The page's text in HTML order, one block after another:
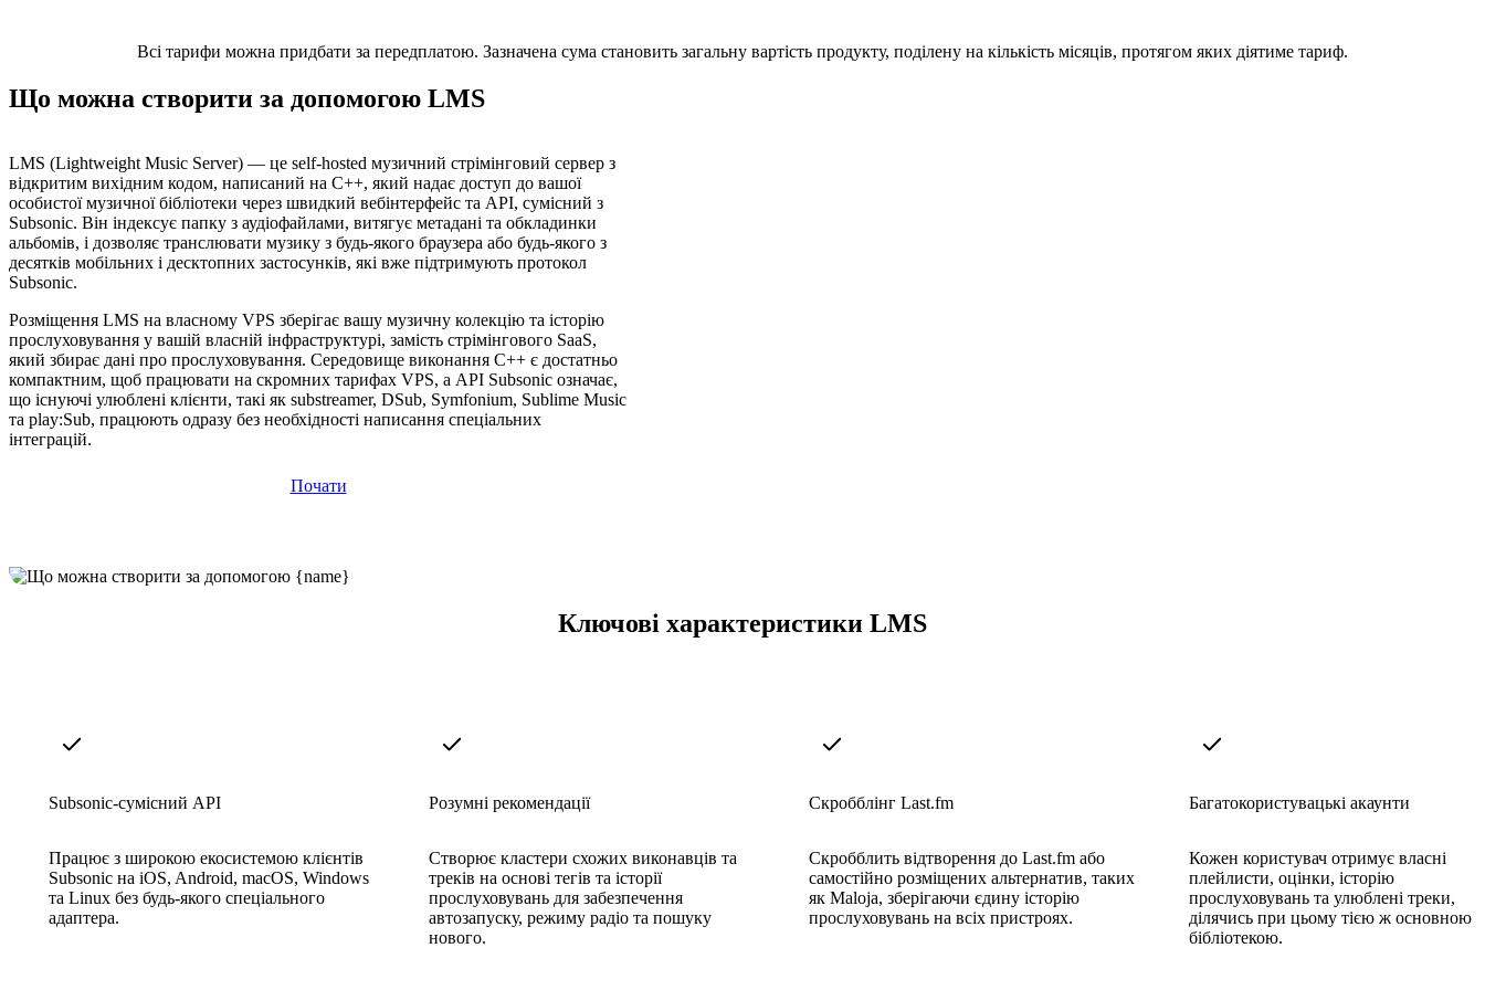
Всі тарифи можна придбати за передплатою. Зазначена сума становить загальну вартість продукту, поділену на кількість місяців, протягом яких діятиме тариф.
Що можна створити за допомогою LMS
LMS (Lightweight Music Server) — це self-hosted музичний стрімінговий сервер з
відкритим вихідним кодом, написаний на C++, який надає доступ до вашої
особистої музичної бібліотеки через швидкий вебінтерфейс та API, сумісний з
Subsonic. Він індексує папку з аудіофайлами, витягує метадані та обкладинки
альбомів, і дозволяє транслювати музику з будь-якого браузера або будь-якого з
десятків мобільних і десктопних застосунків, які вже підтримують протокол
Subsonic.
Розміщення LMS на власному VPS зберігає вашу музичну колекцію та історію
прослуховування у вашій власній інфраструктурі, замість стрімінгового SaaS,
який збирає дані про прослуховування. Середовище виконання C++ є достатньо
компактним, щоб працювати на скромних тарифах VPS, а API Subsonic означає,
що існуючі улюблені клієнти, такі як substreamer, DSub, Symfonium, Sublime Music
та play:Sub, працюють одразу без необхідності написання спеціальних
інтеграцій.
Почати
Ключові характеристики LMS
Subsonic-сумісний API
Працює з широкою екосистемою клієнтів
Subsonic на iOS, Android, macOS, Windows
та Linux без будь-якого спеціального
адаптера.
Розумні рекомендації
Створює кластери схожих виконавців та
треків на основі тегів та історії
прослуховувань для забезпечення
автозапуску, режиму радіо та пошуку
нового.
Скробблінг Last.fm
Скробблить відтворення до Last.fm або
самостійно розміщених альтернатив, таких
як Maloja, зберігаючи єдину історію
прослуховувань на всіх пристроях.
Багатокористувацькі акаунти
Кожен користувач отримує власні
плейлисти, оцінки, історію
прослуховувань та улюблені треки,
ділячись при цьому тією ж основною
бібліотекою.